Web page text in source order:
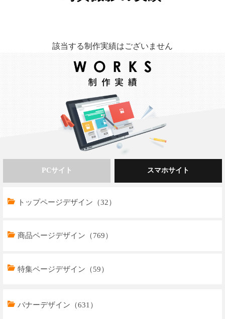
該当する制作実績はございません
PCサイト
トップページデザイン（44）
商品ページデザイン（745）
特集ページデザイン（78）
スマホサイト
トップページデザイン（32）
商品ページデザイン（769）
特集ページデザイン（59）
バナーデザイン（631）